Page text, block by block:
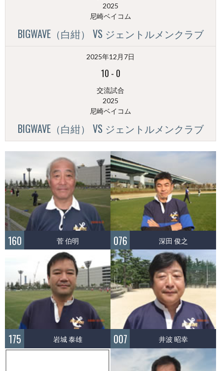
2025
尼崎ベイコム
BIGWAVE（白紺） VS ジェントルメンクラブ
2025年12月7日
10 - 0
交流試合
2025
尼崎ベイコム
BIGWAVE（白紺） VS ジェントルメンクラブ
160 菅 伯明 076 深田 俊之
175 岩城 泰雄 007 井波 昭幸